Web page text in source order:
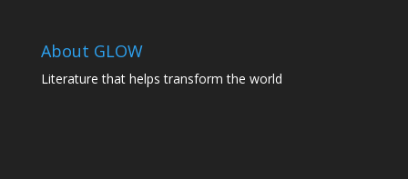
About GLOW
Literature that helps transform the world